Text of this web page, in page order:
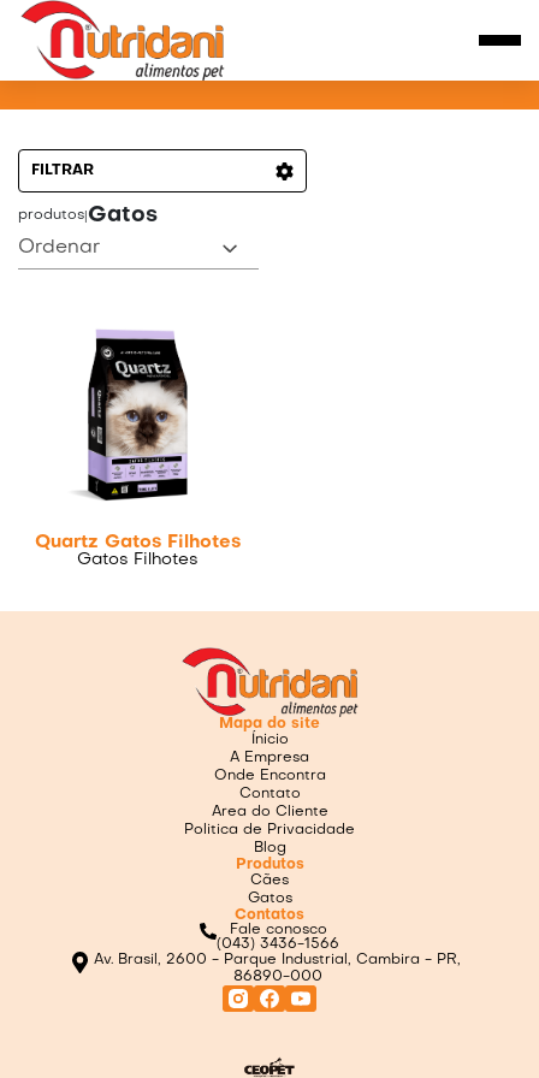
PRODUTOS PARA GATOS
FILTRAR
produtos Gatos
Ordenar
Quartz Gatos Filhotes
Gatos Filhotes
Mapa do site
Ínicio
A Empresa
Onde Encontra
Contato
Area do Cliente
Politica de Privacidade
Blog
Produtos
Cães
Gatos
Contatos
Fale conosco
(043) 3436-1566
Av. Brasil, 2600 - Parque Industrial, Cambira - PR,
86890-000